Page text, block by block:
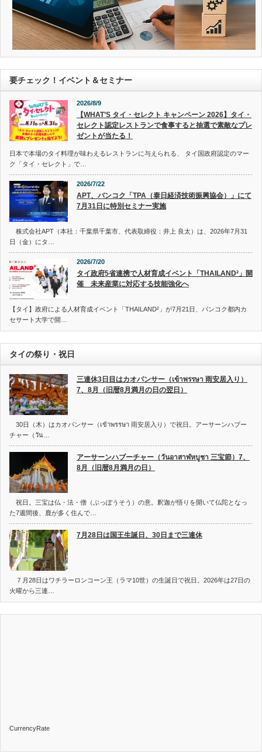
要チェック！イベント＆セミナー
2026/8/9
【WHAT’S タイ・セレクト キャンペーン 2026】タイ・
セレクト認定レストランで食事すると抽選で素敵なプレ
ゼントが当たる！
日本で本場のタイ料理が味わえるレストランに与えられる、 タイ国政府認定のマー
ク「タイ・セレクト」で…
2026/7/22
APT、バンコク「TPA（泰日経済技術振興協会）」にて
7月31日に特別セミナー実施
株式会社APT（本社：千葉県千葉市、代表取締役：井上 良太）は、2026年7月31
日（金）にタ…
2026/7/20
タイ政府5省連携で人材育成イベント「THAILAND²」開
催 未来産業に対応する技能強化へ
【タイ】政府による人材育成イベント「THAILAND²」が7月21日、バンコク都内カ
セサート大学で開…
タイの祭り・祝日
三連休3日目はカオパンサー（เข้าพรรษา 雨安居入り）
7、8月（旧暦8月満月の日の翌日）
30日（木）はカオパンサー（เข้าพรรษา 雨安居入り）で祝日。アーサーンハブー
チャー（วัน…
アーサーンハブーチャー（วันอาสาฬหบูชา 三宝節）7、
8月（旧暦8月満月の日）
祝日。三宝は仏・法・僧（ぶっぽうそう）の意。釈迦が悟りを開いて仏陀となっ
た7週間後、鹿が多く住んで…
7月28日は国王生誕日、30日まで三連休
７月28日はワチラーロンコーン王（ラマ10世）の生誕日で祝日。2026年は27日の
火曜から三連…
CurrencyRate